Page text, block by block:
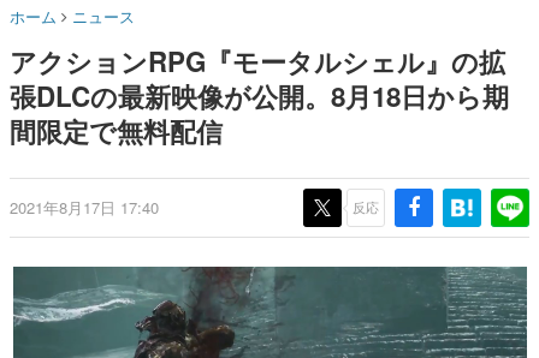
名作ゲームクリエイターの方々に製作時のエピソードをお
きます。
赫本
この物語を解いてはいけない。『赫本』は、〈試験問題〉
の形をした短編ホラー小説集です。
これからのデジタルゲーム市場を担う若きクリエイター達
の姿を追い、彼らのルーツと情熱を探っていきます。
ゲーム世代の作家たち
ゲームに多大な影響を受けた作家さんに取材し、ゲームが
日本のコンテンツ産業やカルチャーに与えた影響を探る企
画です。
て、BPOが議論を交わす
ホーム ニュース
アクションRPG『モータルシェル』の拡
張DLCの最新映像が公開。8月18日から期
間限定で無料配信
2021年8月17日 17:40 反応